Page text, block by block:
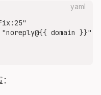
yaml
domain }}"